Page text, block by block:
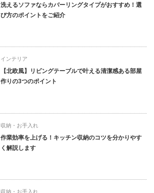
洗えるソファならカバーリングタイプがおすすめ！選
び方のポイントをご紹介
インテリア
【北欧風】リビングテーブルで叶える清潔感ある部屋
作りの3つのポイント
収納・お手入れ
作業効率を上げる！キッチン収納のコツを分かりやす
く解説します
収納・お手入れ